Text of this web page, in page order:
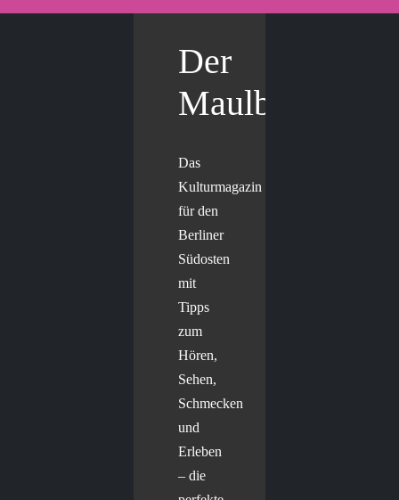
Der
Maulbär
Das
Kulturmagazin
für den
Berliner
Südosten
mit
Tipps
zum
Hören,
Sehen,
Schmecken
und
Erleben
– die